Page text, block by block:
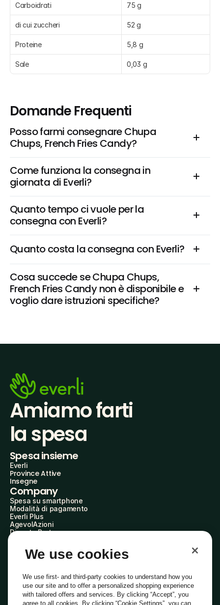
Carboidrati 75 g
di cui zuccheri 52 g
Proteine 5,8 g
Sale 0,03 g
Domande Frequenti
Posso farmi consegnare Chupa
Chups, French Fries Candy?
Come funziona la consegna in
giornata di Everli?
Quanto tempo ci vuole per la
consegna con Everli?
Quanto costa la consegna con Everli?
Cosa succede se Chupa Chups,
French Fries Candy non è disponibile e
voglio dare istruzioni specifiche?
Amiamo farti
la spesa
Spesa insieme
Everli
Province Attive
Insegne
Company
Spesa su smartphone
Modalità di pagamento
Everli Plus
AgevolAzioni
Diventa Partner
Everli Shoppers
About Us
Everli News
Domande frequenti
Lavora con noi
Diventa Shopper
We use cookies
We use first- and third-party cookies to understand how you
use our site and to offer a personalized shopping experience
with tailored offers and services. By clicking “Accept”, you
agree to all cookies. By clicking “Cookie Settings”, you can